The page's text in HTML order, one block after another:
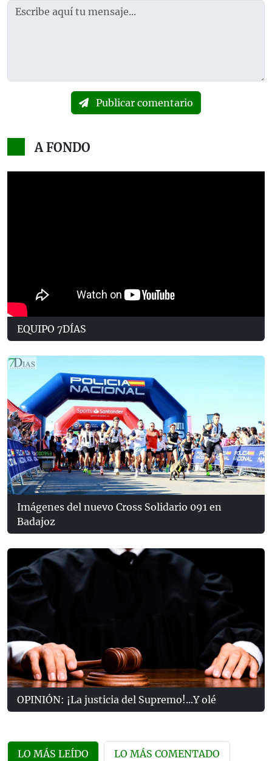
Publicar comentario
A FONDO
EQUIPO 7DÍAS
Imágenes del nuevo Cross Solidario 091 en
Badajoz
OPINIÓN: ¡La justicia del Supremo!...Y olé
LO MÁS LEÍDO LO MÁS COMENTADO